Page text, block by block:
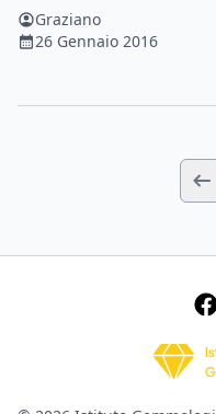
Graziano
26 Gennaio 2016